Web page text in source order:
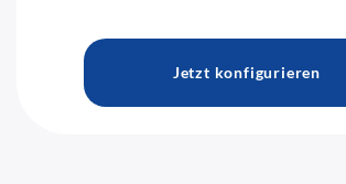
Jetzt konfigurieren